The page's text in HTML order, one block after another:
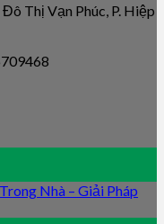
Thị Vạn Phúc, P. Hiệp
Nhà – Giải Pháp